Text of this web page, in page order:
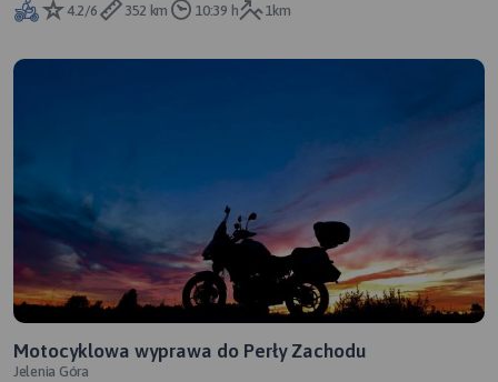
4.2/6
352 km 10:39 h 1km
Motocyklowa wyprawa do Perły Zachodu
Jelenia Góra